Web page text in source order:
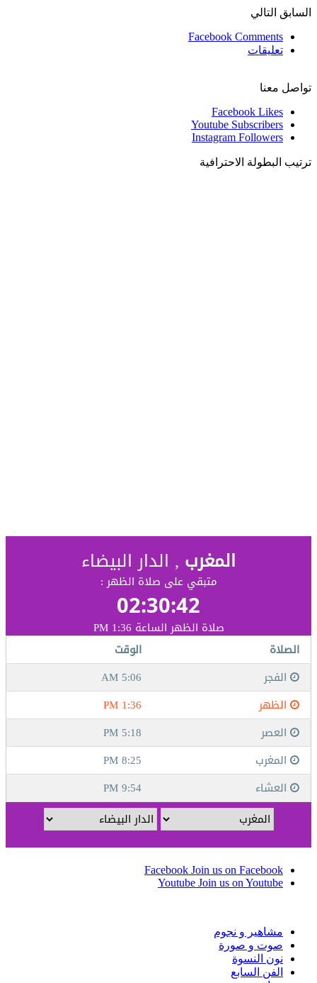
السابق التالي
Facebook Comments
تعليقات
تواصل معنا
Facebook Likes
Youtube Subscribers
Instagram Followers
ترتيب البطولة الاحترافية
Facebook Join us on Facebook
Youtube Join us on Youtube
مشاهير و نجوم
صوت و صورة
نون النسوة
الفن السابع